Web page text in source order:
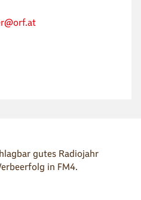
gutes Radiojahr
in FM4.